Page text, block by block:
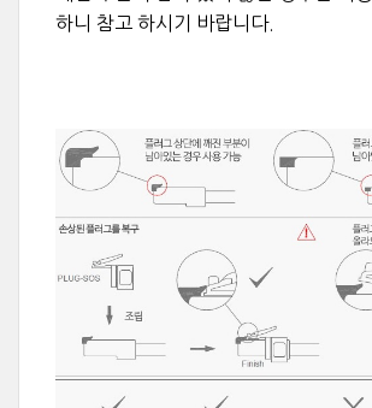
하니 참고 하시기 바랍니다.